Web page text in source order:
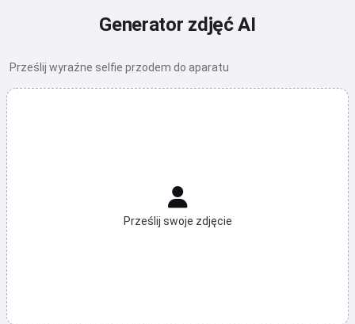
Generator zdjęć AI
Prześlij wyraźne selfie przodem do aparatu
Prześlij swoje zdjęcie